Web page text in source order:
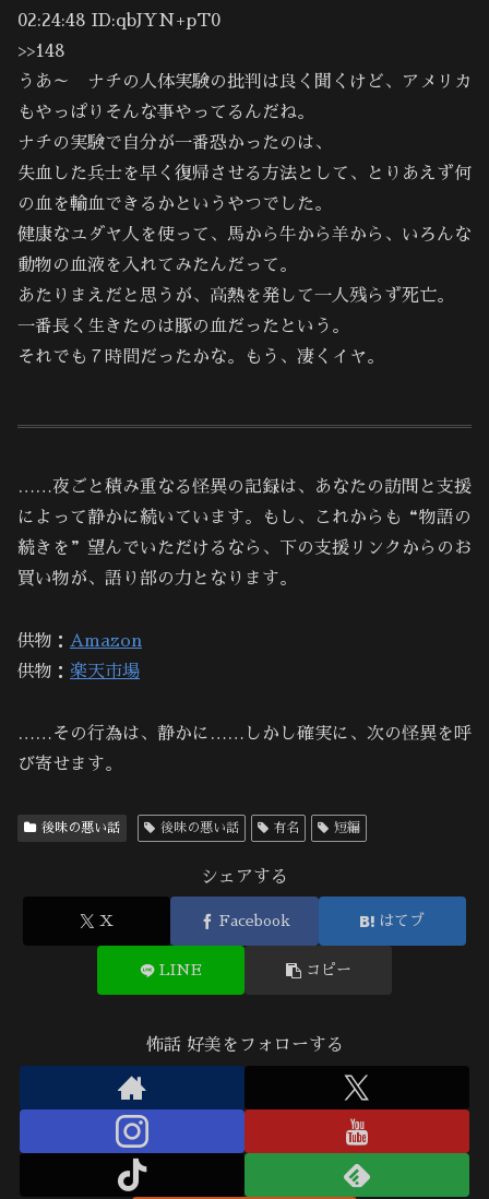
02:24:48 ID:qbJYN+pT0
>>148
うあ～ ナチの人体実験の批判は良く聞くけど、アメリカ
もやっぱりそんな事やってるんだね。
ナチの実験で自分が一番恐かったのは、
失血した兵士を早く復帰させる方法として、とりあえず何
の血を輸血できるかというやつでした。
健康なユダヤ人を使って、馬から牛から羊から、いろんな
動物の血液を入れてみたんだって。
あたりまえだと思うが、高熱を発して一人残らず死亡。
一番長く生きたのは豚の血だったという。
それでも７時間だったかな。もう、凄くイヤ。
……夜ごと積み重なる怪異の記録は、あなたの訪問と支援
によって静かに続いています。もし、これからも“物語の
続きを”望んでいただけるなら、下の支援リンクからのお
買い物が、語り部の力となります。
供物： Amazon
供物： 楽天市場
……その行為は、静かに……しかし確実に、次の怪異を呼
び寄せます。
後味の悪い話 後味の悪い話 有名 短編
シェアする
X Facebook はてブ
LINE コピー
怖話 好美をフォローする